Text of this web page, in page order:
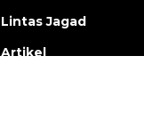
Lintas Jagad
Artikel